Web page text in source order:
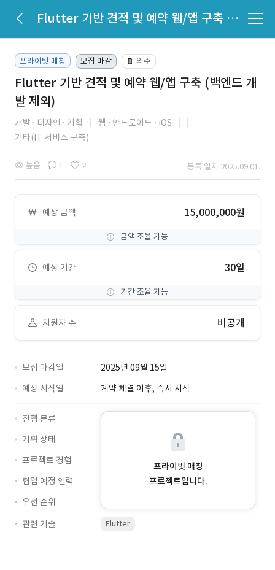
Flutter 기반 견적 및 예약 웹/앱 구축 (백엔드 개발 제외)
프라이빗 매칭 모집 마감 📔 외주
Flutter 기반 견적 및 예약 웹/앱 구축 (백엔드 개
발 제외)
개발 디자인 기획 웹 안드로이드
iOS
기타(IT 서비스 구축)
높음 1 2 등록 일자 2025.09.01.
예상 금액 15,000,000원
금액 조율 가능
예상 기간 30일
기간 조율 가능
지원자 수 비공개
모집 마감일
2025년 09월 15일
예상 시작일
계약 체결 이후, 즉시 시작
프라이빗 매칭
프로젝트입니다.
진행 분류
기획 상태
프로젝트 경험
협업 예정 인력
우선 순위
관련 기술
Flutter